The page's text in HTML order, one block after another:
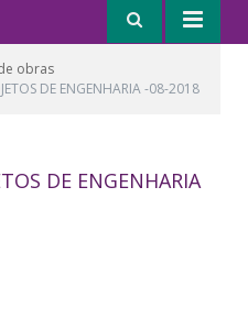
obras
DE ENGENHARIA -08-2018
DE ENGENHARIA